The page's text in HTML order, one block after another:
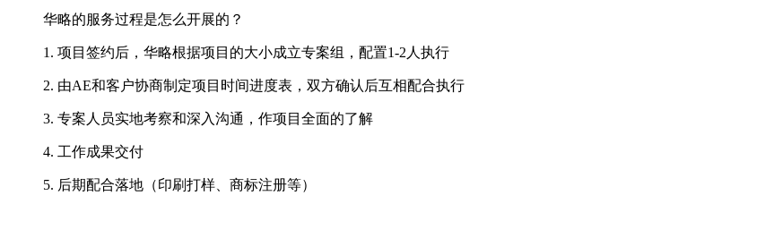
华略的服务过程是怎么开展的？
1. 项目签约后，华略根据项目的大小成立专案组，配置1-2人执行
2. 由AE和客户协商制定项目时间进度表，双方确认后互相配合执行
3. 专案人员实地考察和深入沟通，作项目全面的了解
4. 工作成果交付
5. 后期配合落地（印刷打样、商标注册等）